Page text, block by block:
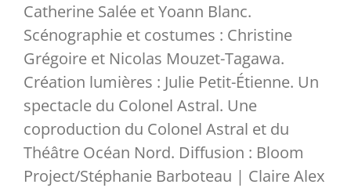
Catherine Salée et Yoann Blanc.
Scénographie et costumes : Christine
Grégoire et Nicolas Mouzet-Tagawa.
Création lumières : Julie Petit-Étienne. Un
spectacle du Colonel Astral. Une
coproduction du Colonel Astral et du
Théâtre Océan Nord. Diffusion : Bloom
Project/Stéphanie Barboteau | Claire Alex